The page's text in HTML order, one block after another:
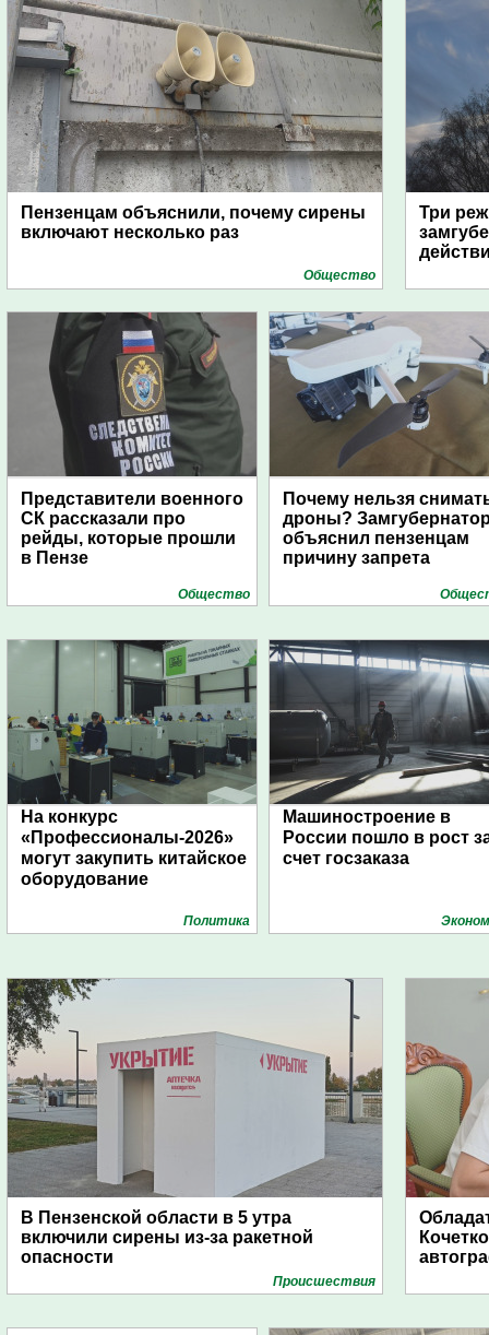
Пензенцам объяснили, почему сирены
включают несколько раз
Общество
Три
Представители военного
СК рассказали про
рейды, которые прошли
в Пензе
Общество
Почему нельзя
дроны?
объяснил пензенцам
причину запрета
На конкурс
«Профессионалы-2026»
могут закупить китайское
оборудование
Политика
Машиностроение в
России пошло в рост
счет госзаказа
В Пензенской области в 5 утра
включили сирены из-за ракетной
опасности
Проиcшествия